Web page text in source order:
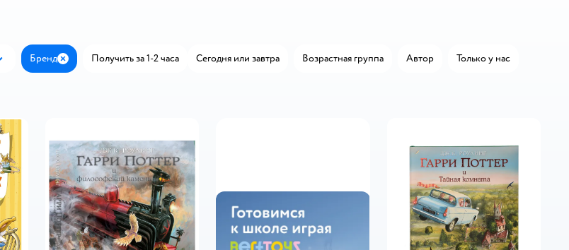
Бренд ЗакрытьПолучить за 1-2 часа Сегодня или завтра Возрастная группа Автор Только у нас